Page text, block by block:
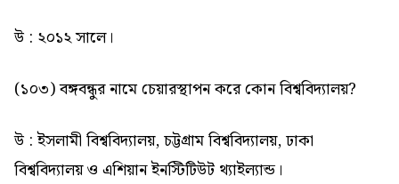
উ : ২০১২ সালে।
(১০৩) বঙ্গবন্ধুর নামে চেয়ারস্থাপন করে কোন বিশ্ববিদ্যালয়?
উ : ইসলামী বিশ্ববিদ্যালয়, চট্টগ্রাম বিশ্ববিদ্যালয়, ঢাকা
বিশ্ববিদ্যালয় ও এশিয়ান ইনস্টিটিউট থ্যাইল্যান্ড।